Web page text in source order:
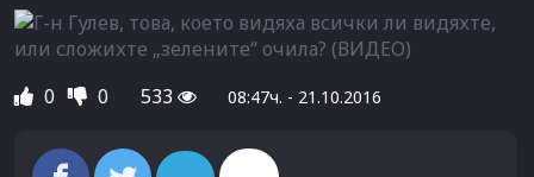
0 0 533 08:47ч. - 21.10.2016